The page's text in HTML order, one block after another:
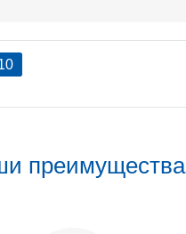
преимущества